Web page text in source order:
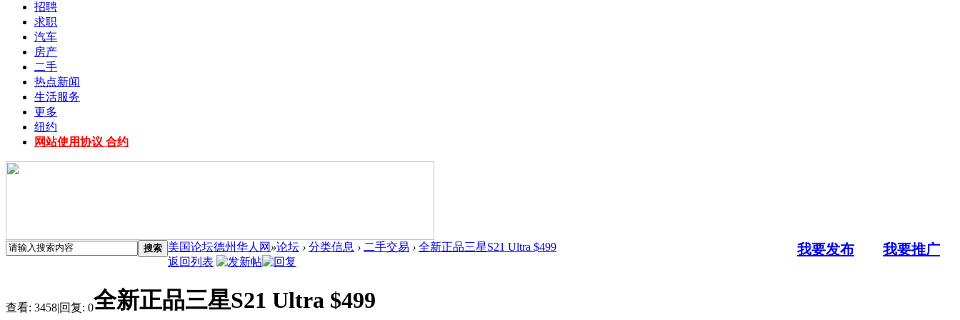
招聘
求职
汽车
房产
二手
热点新闻
生活服务
更多
纽约
网站使用协议 合约
搜索 我要发布 我要推广
美国论坛德州华人网 »论坛 › 分类信息 › 二手交易 › 全新正品三星S21 Ultra $499
返回列表
查看: 3458|回复: 0全新正品三星S21 Ultra $499